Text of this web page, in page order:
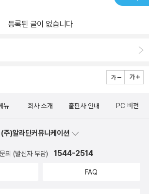
등록된 글이 없습니다
뉴 회사 소개 출판사 안내 PC 버전
(주)알라딘커뮤니케이션
의 (발신자 부담) 1544-2514
FAQ